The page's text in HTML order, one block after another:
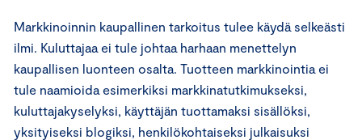
Markkinoinnin kaupallinen tarkoitus tulee käydä selkeästi
ilmi. Kuluttajaa ei tule johtaa harhaan menettelyn
kaupallisen luonteen osalta. Tuotteen markkinointia ei
tule naamioida esimerkiksi markkinatutkimukseksi,
kuluttajakyselyksi, käyttäjän tuottamaksi sisällöksi,
yksityiseksi blogiksi, henkilökohtaiseksi julkaisuksi